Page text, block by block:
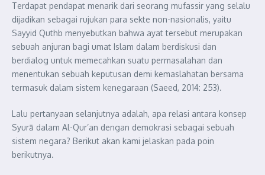
Terdapat pendapat menarik dari seorang mufassir yang selalu
dijadikan sebagai rujukan para sekte non-nasionalis, yaitu
Sayyid Quthb menyebutkan bahwa ayat tersebut merupakan
sebuah anjuran bagi umat Islam dalam berdiskusi dan
berdialog untuk memecahkan suatu permasalahan dan
menentukan sebuah keputusan demi kemaslahatan bersama
termasuk dalam sistem kenegaraan (Saeed, 2014: 253).
Lalu pertanyaan selanjutnya adalah, apa relasi antara konsep
Syurā dalam Al-Qur’an dengan demokrasi sebagai sebuah
sistem negara? Berikut akan kami jelaskan pada poin
berikutnya.